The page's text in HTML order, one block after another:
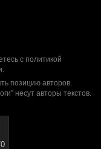
с политикой
.
позицию авторов.
несут авторы текстов.